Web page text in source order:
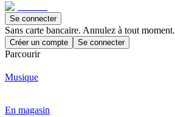
Se connecter
Sans carte bancaire. Annulez à tout moment.
Créer un compte Se connecter
Parcourir
Musique
En magasin